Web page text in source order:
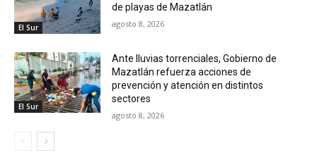
El Sur
de playas de Mazatlán
agosto 8, 2026
El Sur
Ante lluvias torrenciales, Gobierno de
Mazatlán refuerza acciones de
prevención y atención en distintos
sectores
agosto 8, 2026